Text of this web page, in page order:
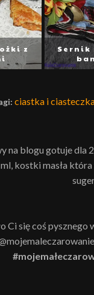
z
Sernik
ciastka i
na blogu gotuje dla
kostki masła
Ci się coś